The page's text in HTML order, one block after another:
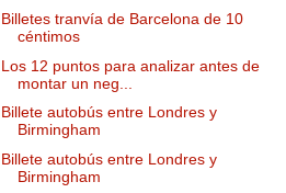
Billetes tranvía de Barcelona de 10
céntimos
Los 12 puntos para analizar antes de
montar un neg...
Billete autobús entre Londres y
Birmingham
Billete autobús entre Londres y
Birmingham